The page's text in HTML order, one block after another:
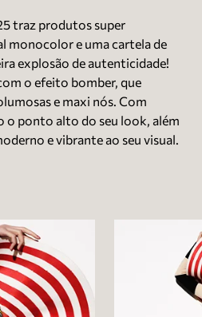
traz produtos super
monocolor e uma cartela de
explosão de autenticidade!
o efeito bomber, que
e maxi nós. Com
o ponto alto do seu look, além
e vibrante ao seu visual.